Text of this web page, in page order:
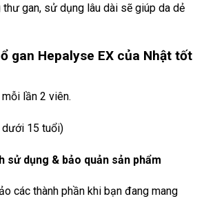
thư gan, sử dụng lâu dài sẽ giúp da dẻ
gan Hepalyse EX của Nhật tốt
lần 2 viên.
dưới 15 tuổi)
sử dụng & bảo quản sản phẩm
các thành phần khi bạn đang mang